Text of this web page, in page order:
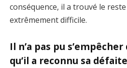
conséquence, il a trouvé le
extrêmement difficile.
Il n’a pas pu
qu’il a reconnu sa